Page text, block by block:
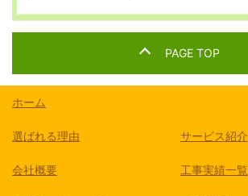
PAGE TOP
ホーム
選ばれる理由 サービス紹介
会社概要 工事実績一覧